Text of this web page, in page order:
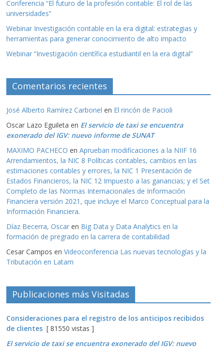
Conferencia “El futuro de la profesión contable: El rol de las
universidades”
Webinar Investigación contable en la era digital: estrategias y
herramientas para generar conocimiento de alto impacto
Webinar “Investigación científica estudiantil en la era digital”
Comentarios recientes
José Alberto Ramírez Carbonel en El rincón de Pacioli
Oscar Lazo Eguileta en El servicio de taxi se encuentra
exonerado del IGV: nuevo informe de SUNAT
MAXIMO PACHECO enAprueban modificaciones a la NIIF 16
Arrendamientos, la NIC 8 Políticas contables, cambios en las
estimaciones contables y errores, la NIC 1 Presentación de
Estados Financieros, la NIC 12 Impuesto a las ganancias; y el Set
Completo de las Normas Internacionales de Información
Financiera versión 2021, que incluye el Marco Conceptual para la
Información Financiera.
Díaz Becerra, Oscar en Big Data y Data Analytics en la
formación de pregrado en la carrera de contabilidad
Cesar Campos enVideoconferencia Las nuevas tecnologías y la
Tributación en Latam
Publicaciones más Visitadas
Consideraciones para el registro de los anticipos recibidos
de clientes [ 81550 vistas ]
El servicio de taxi se encuentra exonerado del IGV: nuevo